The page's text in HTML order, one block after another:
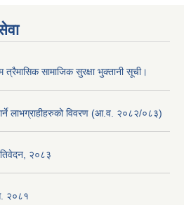
सामाजिक सुरक्षा भुक्तानी सूची।
गर्ने लाभग्राहीहरुको विवरण (आ.व. २०८२/०८३)
२०८३
२०८१